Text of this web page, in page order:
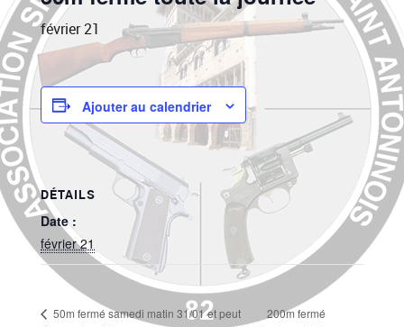
février 21
Ajouter au calendrier
DÉTAILS
Date :
février 21
50m fermé samedi matin 31/01 et peut
200m fermé